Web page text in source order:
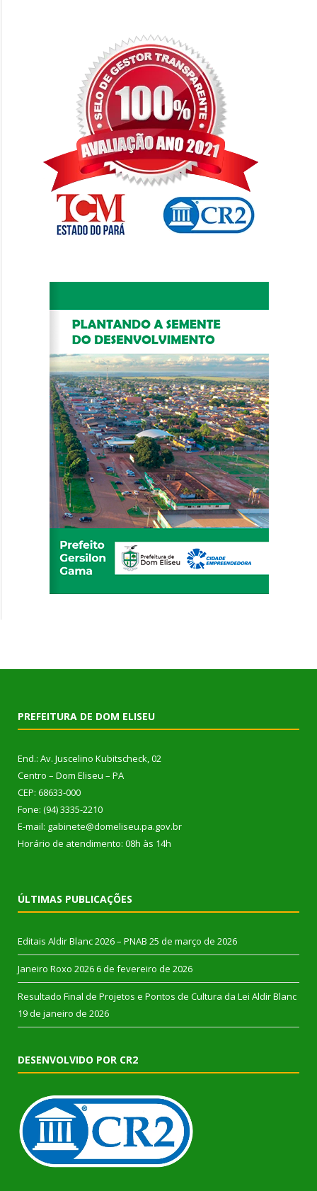
PREFEITURA DE DOM ELISEU
End.: Av. Juscelino Kubitscheck, 02
Centro – Dom Eliseu – PA
CEP: 68633-000
Fone: (94) 3335-2210
E-mail: gabinete@domeliseu.pa.gov.br
Horário de atendimento: 08h às 14h
ÚLTIMAS PUBLICAÇÕES
Editais Aldir Blanc 2026 – PNAB 25 de março de 2026
Janeiro Roxo 2026 6 de fevereiro de 2026
Resultado Final de Projetos e Pontos de Cultura da Lei Aldir Blanc
19 de janeiro de 2026
DESENVOLVIDO POR CR2